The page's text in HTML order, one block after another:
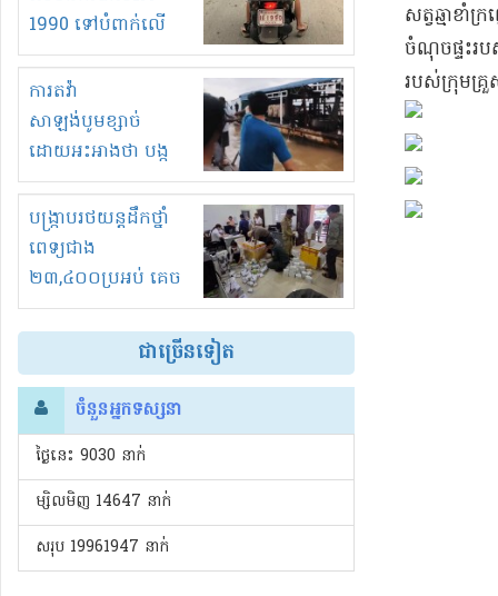
1990 ទៅបំពាក់លើ
ម៉ូតូរបស់ខ្លួន ដាកផ្លាក
រត់ឌុបហើយ
ការតវ៉ា
សាឡង់បូមខ្សាច់
ដោយអះអាងថា បង្ក
បាក់ច្រាំងទន្លេ និង
រំខានទាំងយប់ទាំងថ្ងៃ
បង្ក្រាបរថយន្តដឹកថ្នាំ
ពេទ្យជាង
២៣,៤០០ប្រអប់ គេច
ពន្ធនិងអត់ច្បាប់នាំ
ចូល!?
ជាច្រើនទៀត
ចំនួនអ្នកទស្សនា
ថ្ងៃនេះ​ 9030 នាក់
ម្សិលមិញ 14647 នាក់
សរុប 19961947 នាក់
សត្វ​ឆ្មា​ខាំ
ចំណុច​ផ្ទះ​រប
របស់​ក្រុមគ្រួ